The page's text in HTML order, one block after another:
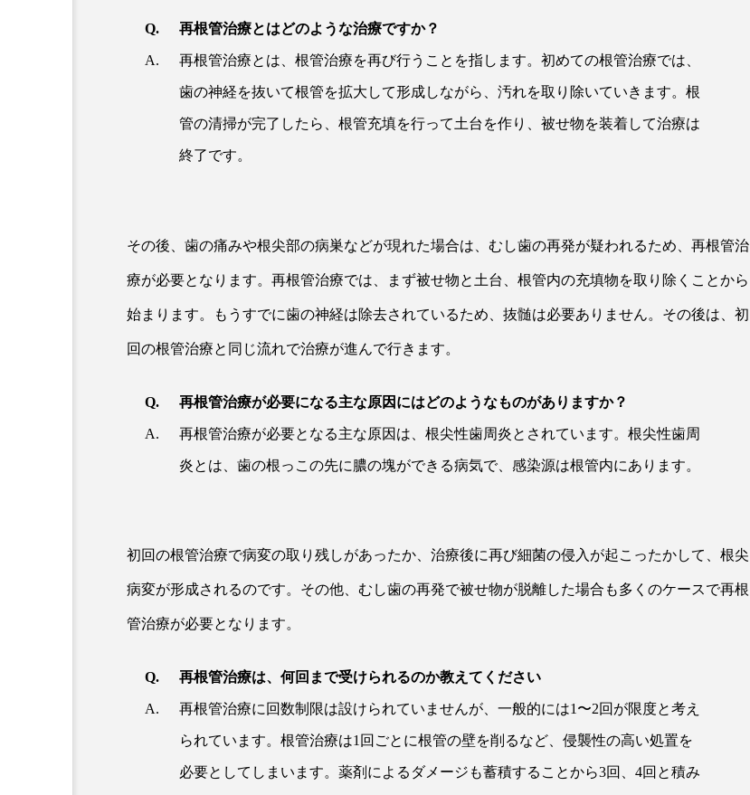
再根管治療とはどのような治療ですか？
再根管治療とは、根管治療を再び行うことを指します。初めての根管治療では、
歯の神経を抜いて根管を拡大して形成しながら、汚れを取り除いていきます。根
管の清掃が完了したら、根管充填を行って土台を作り、被せ物を装着して治療は
終了です。
その後、歯の痛みや根尖部の病巣などが現れた場合は、むし歯の再発が疑われるため、再根管治
療が必要となります。再根管治療では、まず被せ物と土台、根管内の充填物を取り除くことから
始まります。もうすでに歯の神経は除去されているため、抜髄は必要ありません。その後は、初
回の根管治療と同じ流れで治療が進んで行きます。
再根管治療が必要になる主な原因にはどのようなものがありますか？
再根管治療が必要となる主な原因は、根尖性歯周炎とされています。根尖性歯周
炎とは、歯の根っこの先に膿の塊ができる病気で、感染源は根管内にあります。
初回の根管治療で病変の取り残しがあったか、治療後に再び細菌の侵入が起こったかして、根尖
病変が形成されるのです。その他、むし歯の再発で被せ物が脱離した場合も多くのケースで再根
管治療が必要となります。
再根管治療は、何回まで受けられるのか教えてください
再根管治療に回数制限は設けられていませんが、一般的には1〜2回が限度と考え
られています。根管治療は1回ごとに根管の壁を削るなど、侵襲性の高い処置を
必要としてしまいます。薬剤によるダメージも蓄積することから3回、4回と積み